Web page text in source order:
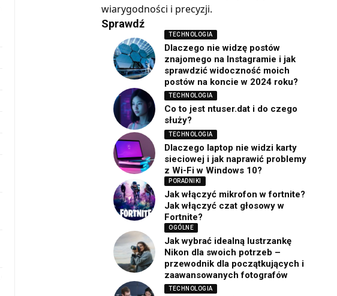
wiarygodności i precyzji.
Sprawdź
TECHNOLOGIA
Dlaczego nie widzę postów
znajomego na Instagramie i jak
sprawdzić widoczność moich
postów na koncie w 2024 roku?
TECHNOLOGIA
Co to jest ntuser.dat i do czego
służy?
TECHNOLOGIA
Dlaczego laptop nie widzi karty
sieciowej i jak naprawić problemy
z Wi-Fi w Windows 10?
PORADNIKI
Jak włączyć mikrofon w fortnite?
Jak włączyć czat głosowy w
Fortnite?
OGÓLNE
Jak wybrać idealną lustrzankę
Nikon dla swoich potrzeb –
przewodnik dla początkujących i
zaawansowanych fotografów
TECHNOLOGIA